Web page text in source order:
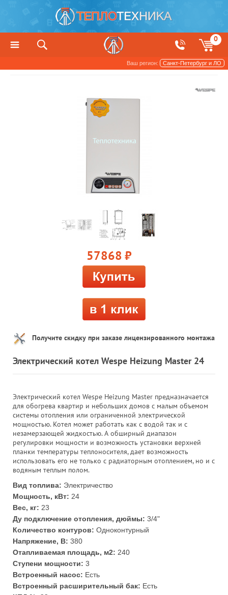
0
Ваш регион: Санкт-Петербург и ЛО
57868 руб.
Получите скидку при заказе лицензированного монтажа
Электрический котел Wespe Heizung Master 24
Электрический котел Wespe Heizung Master предназначается
для обогрева квартир и небольших домов с малым объемом
системы отопления или ограниченной электрической
мощностью. Котел может работать как с водой так и с
незамерзающей жидкостью. А обширный диапазон
регулировки мощности и возможность установки верхней
планки температуры теплоносителя, дает возможность
использовать его не только с радиаторным отоплением, но и с
водяным теплым полом.
Вид топлива: Электричество
Мощность, кВт: 24
Вес, кг: 23
Ду подключение отопления, дюймы: 3/4"
Количество контуров: Одноконтурный
Напряжение, В: 380
Отапливаемая площадь, м2: 240
Ступени мощности: 3
Встроенный насос: Есть
Встроенный расширительный бак: Есть